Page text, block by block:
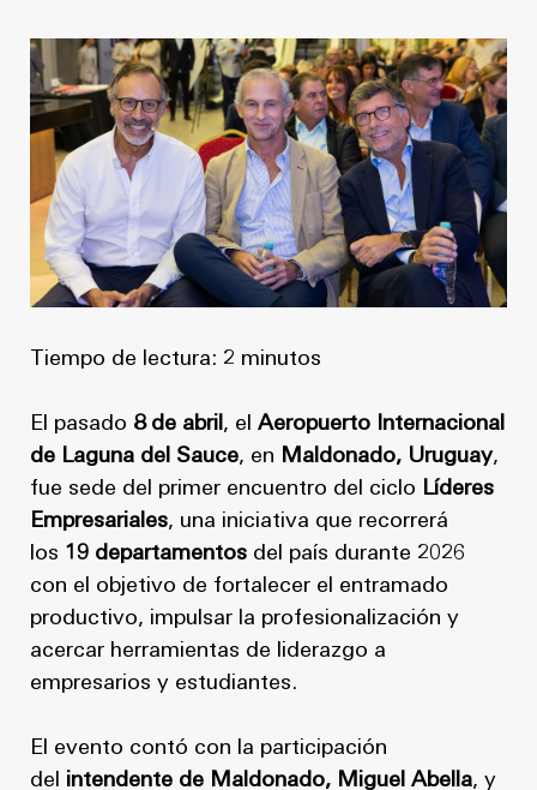
Contacto
Proyectos
GP inside
Noticias
Quiénes somos
Tiempo de lectura: 2 minutos
El pasado 8 de abril, el Aeropuerto Internacional
de Laguna del Sauce, en Maldonado, Uruguay,
fue sede del primer encuentro del ciclo Líderes
Empresariales, una iniciativa que recorrerá
los 19 departamentos del país durante 2026
con el objetivo de fortalecer el entramado
productivo, impulsar la profesionalización y
acercar herramientas de liderazgo a
empresarios y estudiantes.
El evento contó con la participación
del intendente de Maldonado, Miguel Abella, y